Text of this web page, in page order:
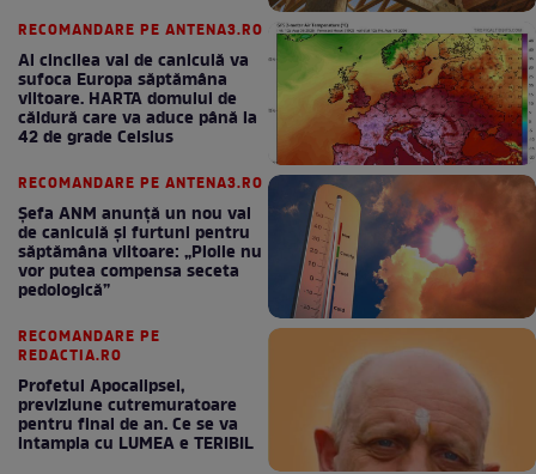
RECOMANDARE PE ANTENA3.RO
Al cincilea val de caniculă va
sufoca Europa săptămâna
viitoare. HARTA domului de
căldură care va aduce până la
42 de grade Celsius
RECOMANDARE PE ANTENA3.RO
Șefa ANM anunță un nou val
de caniculă și furtuni pentru
săptămâna viitoare: „Ploile nu
vor putea compensa seceta
pedologică”
RECOMANDARE PE
REDACTIA.RO
Profetul Apocalipsei,
previziune cutremuratoare
pentru final de an. Ce se va
intampla cu LUMEA e TERIBIL